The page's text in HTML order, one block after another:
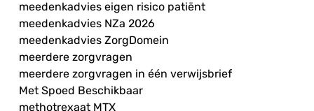
meedenkadvies eigen risico patiënt
meedenkadvies NZa 2026
meedenkadvies ZorgDomein
meerdere zorgvragen
meerdere zorgvragen in één verwijsbrief
Met Spoed Beschikbaar
methotrexaat MTX